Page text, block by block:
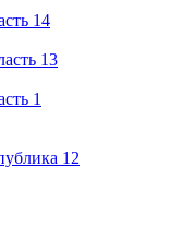
14
13
1
12